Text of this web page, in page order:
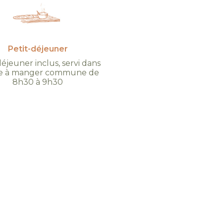
Petit-déjeuner
inclus, servi dans
à manger commune de
8h30 à 9h30